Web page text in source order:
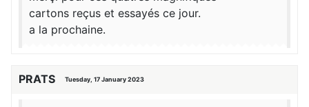
cartons reçus et essayés ce jour.
a la prochaine.
PRATS Tuesday, 17 January 2023